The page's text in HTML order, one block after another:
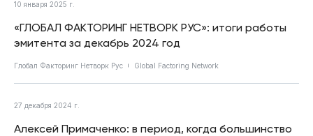
10 января 2025 г.
«ГЛОБАЛ ФАКТОРИНГ НЕТВОРК РУС»: итоги работы
эмитента за декабрь 2024 год
Глобал Факторинг Нетворк Рус Global Factoring Network
27 декабря 2024 г.
Алексей Примаченко: в период, когда большинство